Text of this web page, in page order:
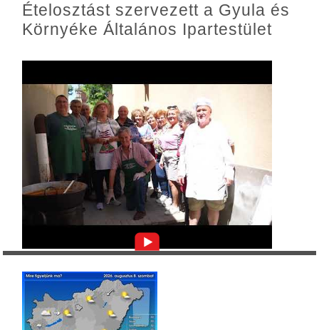
Ételosztást szervezett a Gyula és
Környéke Általános Ipartestület